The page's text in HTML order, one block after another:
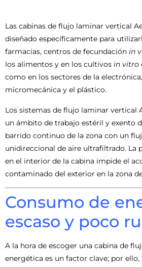
Las cabinas de flujo laminar vertical
diseñado específicamente para
farmacias, centros de fecundación in
los alimentos y en los cultivos in vitro
como en los sectores de la
micromecánica y el plástico.
Los sistemas de flujo laminar vertical
un ámbito de trabajo estéril y exento
barrido continuo de la zona con un
unidireccional de aire ultrafiltrado. La
en el interior de la cabina impide el
contaminado del exterior en la zona
Consumo de
escaso y poco
A la hora de escoger una cabina de
energética es un factor clave; por